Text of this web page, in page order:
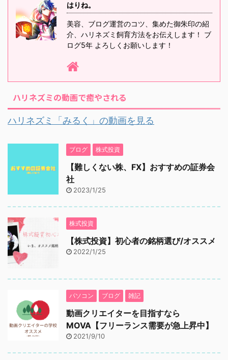
はりね。
美容、ブログ運営のコツ、集めた御朱印の紹
介、ハリネズミ飼育方法をお伝えします！ ブ
ログ5年 よろしくお願いします！
ハリネズミの動画で癒やされる
ハリネズミ「みるく」の動画を見る
ブログ 株式投資
【難しくない株、FX】おすすめの証券会
社
2023/1/25
株式投資
【株式投資】初心者の銘柄選び/オススメ
2022/1/25
パソコン ブログ 雑記
動画クリエイターを目指すなら
MOVA【フリーランス需要が急上昇中】
2021/9/10